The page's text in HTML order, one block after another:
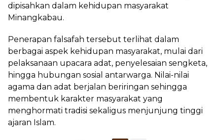
dipisahkan dalam kehidupan masyarakat
Minangkabau.
Penerapan falsafah tersebut terlihat dalam
berbagai aspek kehidupan masyarakat, mulai dari
pelaksanaan upacara adat, penyelesaian sengketa,
hingga hubungan sosial antarwarga. Nilai-nilai
agama dan adat berjalan beriringan sehingga
membentuk karakter masyarakat yang
menghormati tradisi sekaligus menjunjung tinggi
ajaran Islam.